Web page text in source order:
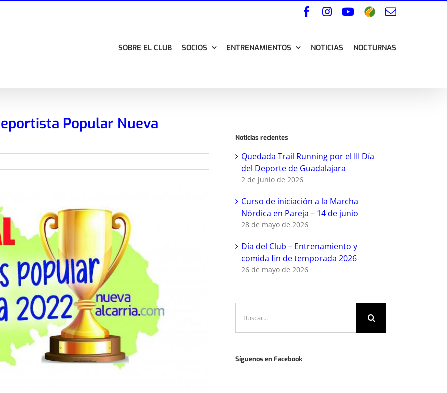
Facebook
Instagram
YouTube
WikilocCorreo
SOBRE EL CLUB SOCIOS ENTRENAMIENTOS NOTICIAS NOCTURNAS
Popular Nueva
Noticias recientes
Quedada Trail Running por el III Día
del Deporte de Guadalajara
2 de junio de 2026
Curso de iniciación a la Marcha
Nórdica en Pareja – 14 de junio
28 de mayo de 2026
Día del Club – Entrenamiento y
comida fin de temporada 2026
26 de mayo de 2026
Síguenos en Facebook